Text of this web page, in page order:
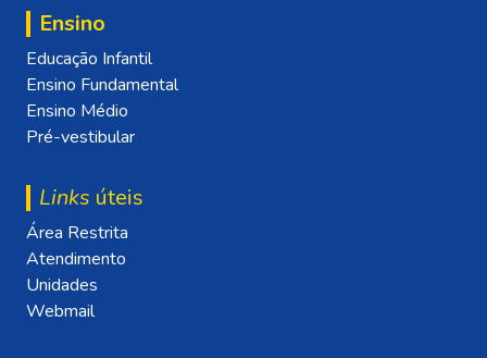
Ensino
Educação Infantil
Ensino Fundamental
Ensino Médio
Pré-vestibular
Links úteis
Área Restrita
Atendimento
Unidades
Webmail